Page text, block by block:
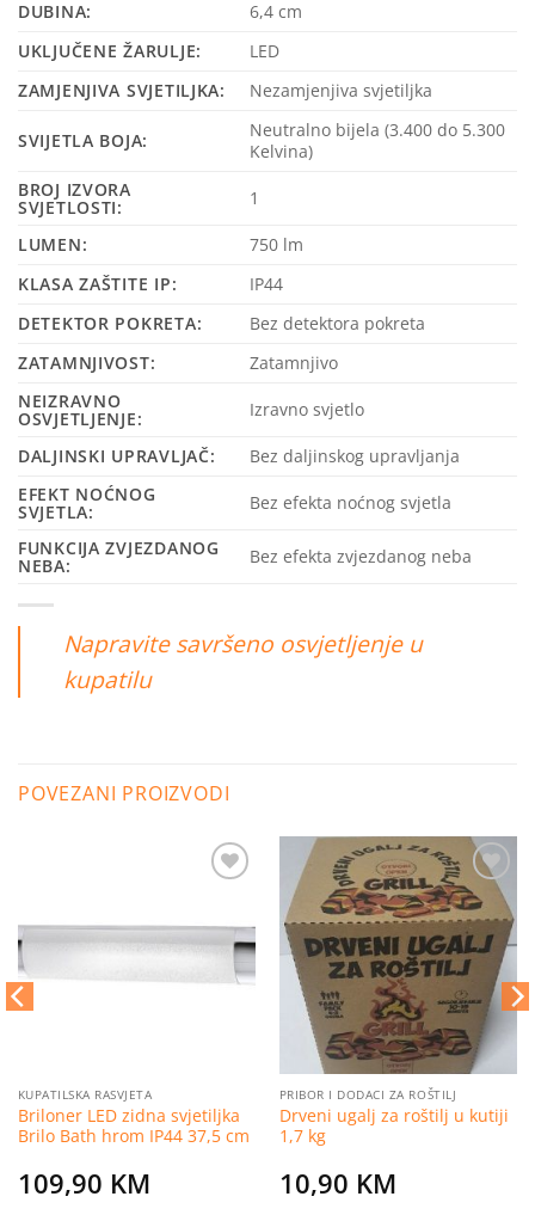
DUBINA:
6,4 cm
UKLJUČENE ŽARULJE:
LED
ZAMJENJIVA SVJETILJKA:
Nezamjenjiva svjetiljka
SVIJETLA BOJA:
Neutralno bijela (3.400 do 5.300
Kelvina)
BROJ IZVORA
SVJETLOSTI: 1
LUMEN:
750 lm
KLASA ZAŠTITE IP:
IP44
DETEKTOR POKRETA:
Bez detektora pokreta
ZATAMNJIVOST:
Zatamnjivo
NEIZRAVNO
OSVJETLJENJE: Izravno svjetlo
DALJINSKI UPRAVLJAČ:
Bez daljinskog upravljanja
EFEKT NOĆNOG
SVJETLA:
Bez efekta noćnog svjetla
FUNKCIJA ZVJEZDANOG
NEBA: Bez efekta zvjezdanog neba
Napravite savršeno osvjetljenje u
kupatilu
POVEZANI PROIZVODI
listu
želja
KUPATILSKA RASVJETA
Briloner LED zidna svjetiljka
Brilo Bath hrom IP44 37,5 cm
109,90 KM
Dodaj
na
želja
PRIBOR I DODACI ZA ROŠTILJ
Drveni ugalj za roštilj u kutiji
1,7 kg
10,90 KM